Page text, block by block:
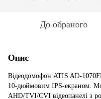
До обраного
Опис
Відеодомофон ATIS AD-
10-дюймовим IPS-екраном.
AHD/TVI/CVI відеопанелі з